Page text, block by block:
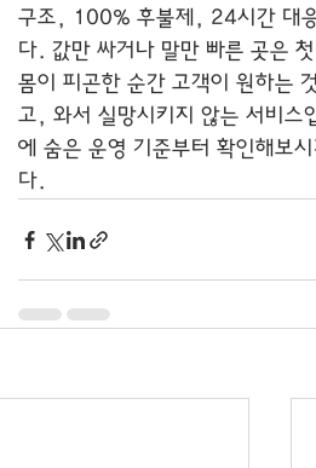
구조, 100% 후불제, 24시간 대응
다. 값만 싸거나 말만 빠른 곳은
몸이 피곤한 순간 고객이 원하는
고, 와서 실망시키지 않는 서비스
에 숨은 운영 기준부터 확인해보
다.